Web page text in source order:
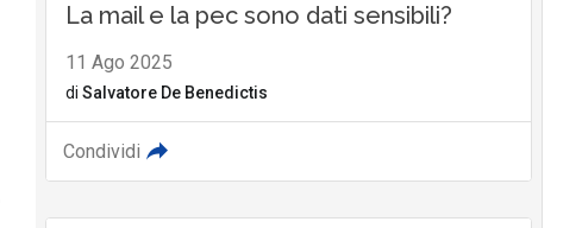
La mail e la pec sono dati sensibili?
11 Ago 2025
di Salvatore De Benedictis
Condividi